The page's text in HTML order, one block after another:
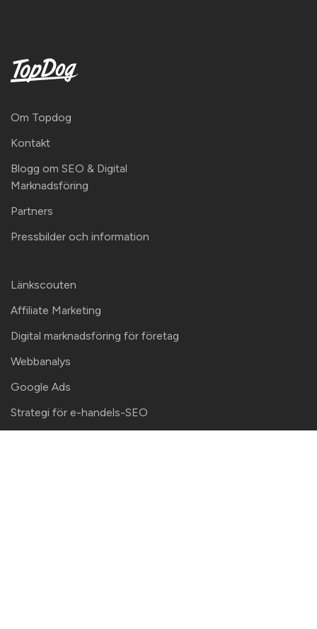
Om Topdog
Kontakt
Blogg om SEO & Digital
Marknadsföring
Partners
Pressbilder och information
Länkscouten
Affiliate Marketing
Digital marknadsföring för företag
Webbanalys
Google Ads
Strategi för e-handels-SEO